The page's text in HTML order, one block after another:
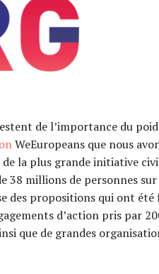
de l’importance du
WeEuropeans que nous
la plus grande initiative
38 millions de personnes
des propositions qui ont été
d’action pris par
que de grandes